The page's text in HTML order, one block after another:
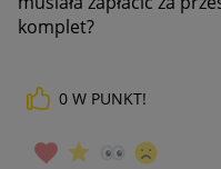
komplet?
0 W PUNKT!